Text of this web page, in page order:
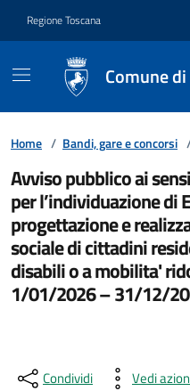
Regione Toscana
Comune
Home / Bandi, gare e concorsi
Avviso pubblico ai
per l’individuazione di
progettazione e
sociale di cittadini
disabili o a mobilita'
1/01/2026 – 31/12/
Condividi Vedi